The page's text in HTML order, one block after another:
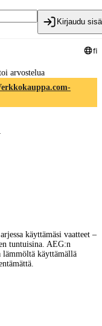
Kirjaudu
fi
arvostelua
käyttämäsi vaatteet –
tuntuisina. AEG:n
käyttämällä